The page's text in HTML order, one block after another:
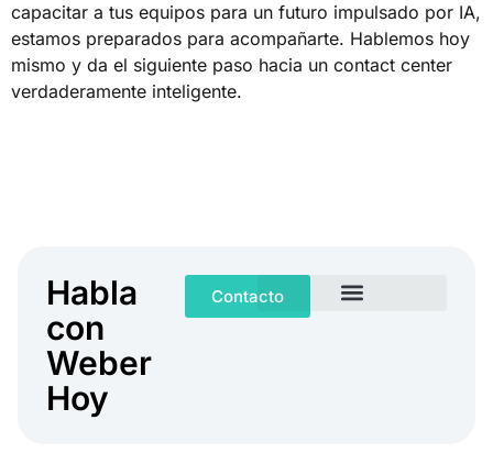
capacitar a tus equipos para un futuro impulsado por IA,
estamos preparados para acompañarte. Hablemos hoy
mismo y da el siguiente paso hacia un contact center
verdaderamente inteligente.
Habla
con
Weber
Hoy
Contacto